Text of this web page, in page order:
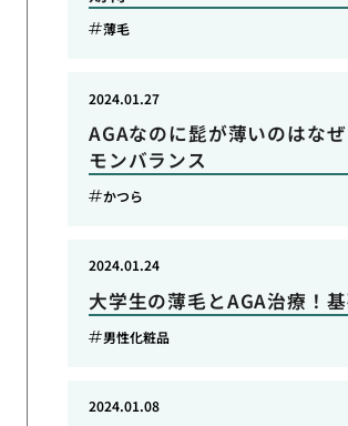
薄毛
AGAなのに髭が薄いのはな
モンバランス
2024.01.27
かつら
大学生の薄毛とAGA治療！
2024.01.24
男性化粧品
2024.01.08